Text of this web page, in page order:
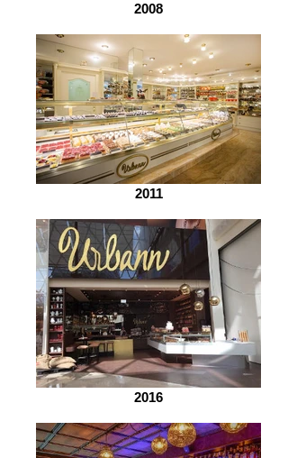
2008
2011
2016